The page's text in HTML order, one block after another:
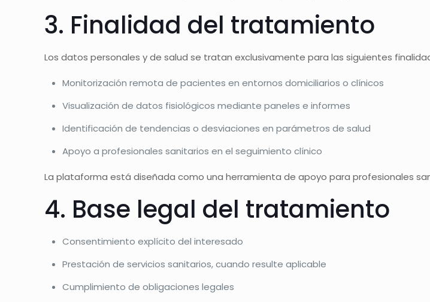
3. Finalidad del tratamiento
Los datos personales y de salud se tratan exclusivamente para las siguientes
Monitorización remota de pacientes en entornos domiciliarios o clínicos
Visualización de datos fisiológicos mediante paneles e informes
Identificación de tendencias o desviaciones en parámetros de salud
Apoyo a profesionales sanitarios en el seguimiento clínico
La plataforma está diseñada como una herramienta de apoyo para profesionales
4. Base legal del tratamiento
Consentimiento explícito del interesado
Prestación de servicios sanitarios, cuando resulte aplicable
Cumplimiento de obligaciones legales